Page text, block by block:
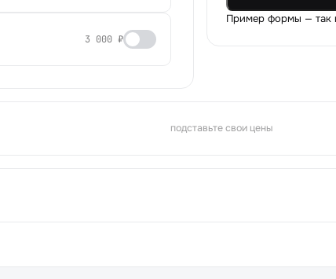
3 000 ₽
Пример формы — так
подставьте свои цены